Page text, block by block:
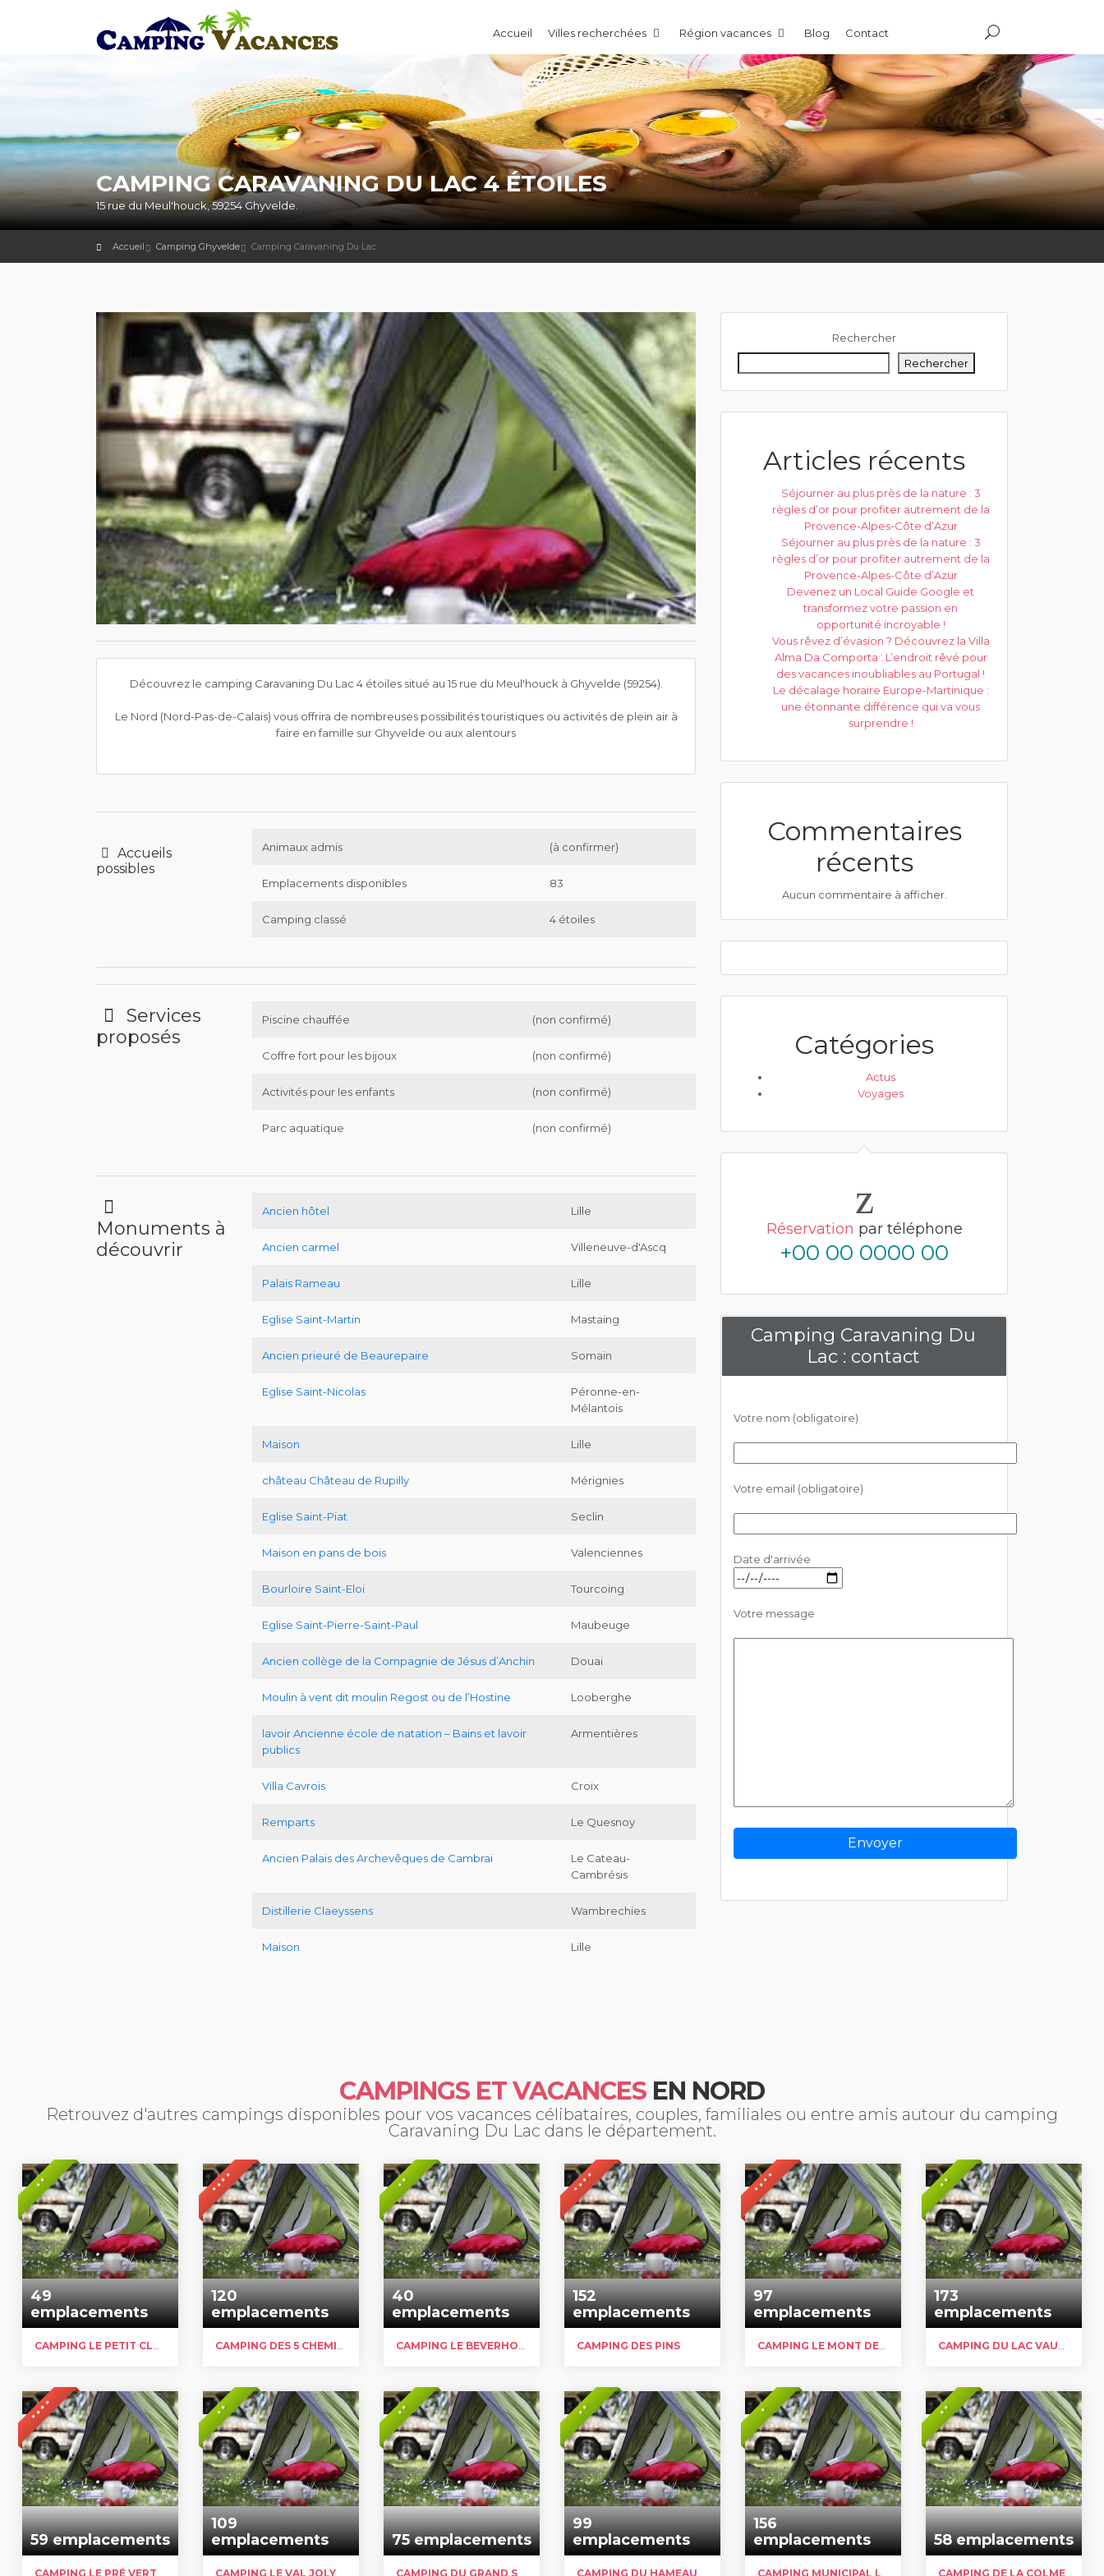
Accueil Villes recherchées Région vacances Blog Contact
CAMPING CARAVANING DU LAC 4 ÉTOILES
15 rue du Meul'houck, 59254 Ghyvelde.
Accueil Camping Ghyvelde Camping Caravaning Du Lac
Découvrez le camping Caravaning Du Lac 4 étoiles situé au 15 rue du Meul'houck à Ghyvelde (59254).
Le Nord (Nord-Pas-de-Calais) vous offrira de nombreuses possibilités touristiques ou activités de plein air à
faire en famille sur Ghyvelde ou aux alentours
Accueils
possibles
Animaux admis (à confirmer)
Emplacements disponibles 83
Camping classé 4 étoiles
Services
proposés
Piscine chauffée (non confirmé)
Coffre fort pour les bijoux (non confirmé)
Activités pour les enfants (non confirmé)
Parc aquatique (non confirmé)
Monuments à
découvrir
Ancien hôtel Lille
Ancien carmel Villeneuve-d'Ascq
Palais Rameau Lille
Eglise Saint-Martin Mastaing
Ancien prieuré de Beaurepaire Somain
Eglise Saint-Nicolas
Péronne-en-
Mélantois
Maison Lille
château Château de Rupilly Mérignies
Eglise Saint-Piat Seclin
Maison en pans de bois Valenciennes
Bourloire Saint-Eloi Tourcoing
Eglise Saint-Pierre-Saint-Paul Maubeuge
Ancien collège de la Compagnie de Jésus d’Anchin Douai
Moulin à vent dit moulin Regost ou de l’Hostine Looberghe
lavoir Ancienne école de natation – Bains et lavoir
publics
Armentières
Villa Cavrois Croix
Remparts Le Quesnoy
Ancien Palais des Archevêques de Cambrai
Le Cateau-
Cambrésis
Distillerie Claeyssens Wambrechies
Maison Lille
Rechercher
Rechercher
Articles récents
Séjourner au plus près de la nature : 3
règles d’or pour profiter autrement de la
Provence-Alpes-Côte d’Azur
Séjourner au plus près de la nature : 3
règles d’or pour profiter autrement de la
Provence-Alpes-Côte d’Azur
Devenez un Local Guide Google et
transformez votre passion en
opportunité incroyable !
Vous rêvez d’évasion ? Découvrez la Villa
Alma Da Comporta : L’endroit rêvé pour
des vacances inoubliables au Portugal !
Le décalage horaire Europe-Martinique :
une étonnante différence qui va vous
surprendre !
Commentaires
récents
Aucun commentaire à afficher.
Catégories
Actus
Voyages
Réservation par téléphone
+00 00 0000 00
Camping Caravaning Du
Lac : contact
Votre nom (obligatoire)
Votre email (obligatoire)
Date d'arrivée
Votre message
CAMPINGS ET VACANCES EN NORD
Retrouvez d'autres campings disponibles pour vos vacances célibataires, couples, familiales ou entre amis autour du camping
Caravaning Du Lac dans le département.
* *
49
emplacements
CAMPING LE PETIT CLOS
* * * *
120
emplacements
CAMPING DES 5 CHEMINS VERTS
* *
40
emplacements
CAMPING LE BEVERHOUCK
* * * *
152
emplacements
CAMPING DES PINS
* * * *
97
emplacements
CAMPING LE MONT DES BRUYÈRES
* *
173
emplacements
CAMPING DU LAC VAUBAN
* * * *
59 emplacements
CAMPING LE PRÉ VERT
* *
109
emplacements
CAMPING LE VAL JOLY
* *
75 emplacements
CAMPING DU GRAND SART
* *
99
emplacements
*
156
emplacements
* *
58 emplacements
CAMPING DE LA COLME